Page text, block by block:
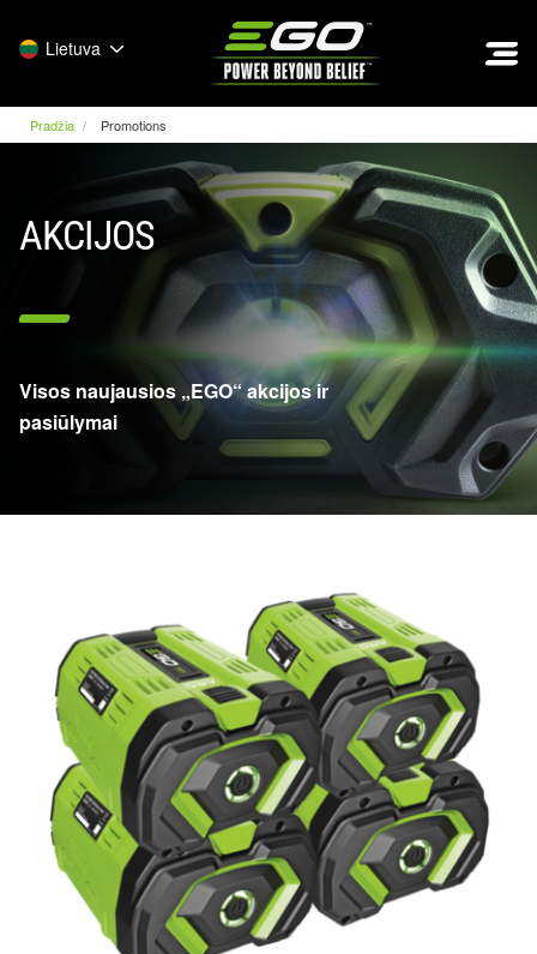
Lietuva
Pradžia Promotions
AKCIJOS
Visos naujausios „EGO“ akcijos ir
pasiūlymai